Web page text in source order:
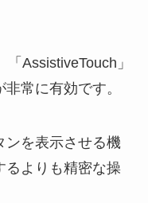
AssistiveTouch」
常に有効です。
ンを表示させる機
るよりも精密な操